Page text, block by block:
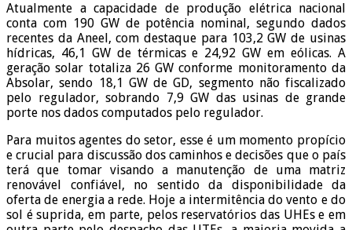
Atualmente a capacidade de produção elétrica nacional
conta com 190 GW de potência nominal, segundo dados
recentes da Aneel, com destaque para 103,2 GW de usinas
hídricas, 46,1 GW de térmicas e 24,92 GW em eólicas. A
geração solar totaliza 26 GW conforme monitoramento da
Absolar, sendo 18,1 GW de GD, segmento não fiscalizado
pelo regulador, sobrando 7,9 GW das usinas de grande
porte nos dados computados pelo regulador.
Para muitos agentes do setor, esse é um momento propício
e crucial para discussão dos caminhos e decisões que o país
terá que tomar visando a manutenção de uma matriz
renovável confiável, no sentido da disponibilidade da
oferta de energia a rede. Hoje a intermitência do vento e do
sol é suprida, em parte, pelos reservatórios das UHEs e em